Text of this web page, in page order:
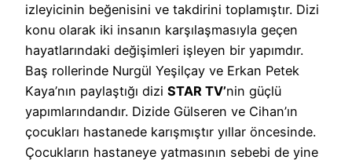
izleyicinin beğenisini ve takdirini toplamıştır. Dizi
konu olarak iki insanın karşılaşmasıyla geçen
hayatlarındaki değişimleri işleyen bir yapımdır.
Baş rollerinde Nurgül Yeşilçay ve Erkan Petek
Kaya’nın paylaştığı dizi STAR TV’nin güçlü
yapımlarındandır. Dizide Gülseren ve Cihan’ın
çocukları hastanede karışmıştır yıllar öncesinde.
Çocukların hastaneye yatmasının sebebi de yine